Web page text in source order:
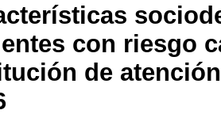
con riesgo
de